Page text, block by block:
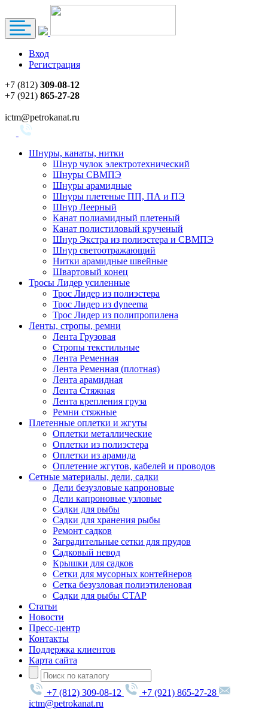
Вход
Регистрация
+7 (812) 309-08-12
+7 (921) 865-27-28
ictm@petrokanat.ru
Шнуры, канаты, нитки
Шнур чулок электротехнический
Шнуры СВМПЭ
Шнуры арамидные
Шнуры плетеные ПП, ПА и ПЭ
Шнур Леерный
Канат полиамидный плетеный
Канат полистиловый крученый
Шнур Экстра из полиэстера и СВМПЭ
Шнур светоотражающий
Нитки арамидные швейные
Швартовый конец
Тросы Лидер усиленные
Трос Лидер из полиэстера
Трос Лидер из dyneema
Трос Лидер из полипропилена
Ленты, стропы, ремни
Лента Грузовая
Стропы текстильные
Лента Ременная
Лента Ременная (плотная)
Лента арамидная
Лента Стяжная
Лента крепления груза
Ремни стяжные
Плетенные оплетки и жгуты
Оплетки металлические
Оплетки из полиэстера
Оплетки из арамида
Оплетение жгутов, кабелей и проводов
Сетные материалы, дели, садки
Дели безузловые капроновые
Дели капроновые узловые
Садки для рыбы
Садки для хранения рыбы
Ремонт садков
Заградительные сетки для прудов
Садковый невод
Крышки для садков
Сетки для мусорных контейнеров
Сетка безузловая полиэтиленовая
Садки для рыбы СТАР
Статьи
Новости
Пресс-центр
Контакты
Поддержка клиентов
Карта сайта
+7 (812) 309-08-12
+7 (921) 865-27-28
ictm@petrokanat.ru